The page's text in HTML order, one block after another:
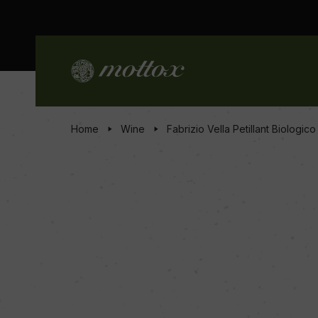
Home Wine Fabrizio Vella Petillant Biologico